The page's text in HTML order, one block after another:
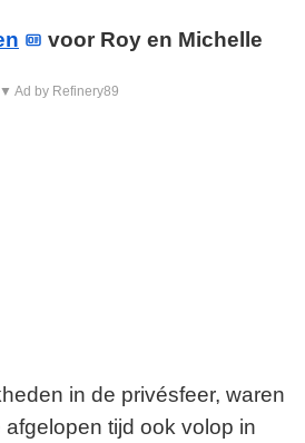
voor Roy en Michelle
▼ Ad by Refinery89
in de privésfeer, waren
tijd ook volop in